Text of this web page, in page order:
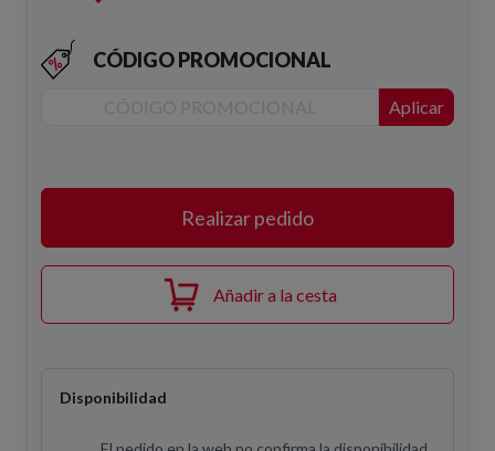
CÓDIGO PROMOCIONAL
Aplicar
Realizar pedido
Añadir a la cesta
Disponibilidad